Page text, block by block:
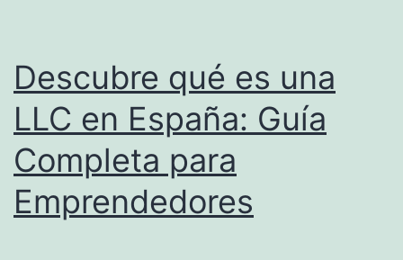
C
r
Descubre qué es una
LLC en España: Guía
Completa para
Emprendedores